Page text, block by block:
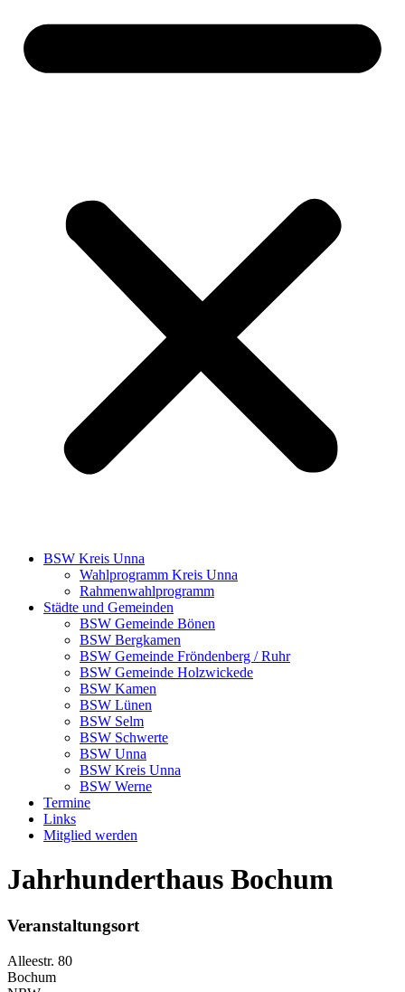
BSW Kreis Unna
Wahlprogramm Kreis Unna
Rahmenwahlprogramm
Städte und Gemeinden
BSW Gemeinde Bönen
BSW Bergkamen
BSW Gemeinde Fröndenberg / Ruhr
BSW Gemeinde Holzwickede
BSW Kamen
BSW Lünen
BSW Selm
BSW Schwerte
BSW Unna
BSW Kreis Unna
BSW Werne
Termine
Links
Mitglied werden
Jahrhunderthaus Bochum
Veranstaltungsort
Alleestr. 80
Bochum